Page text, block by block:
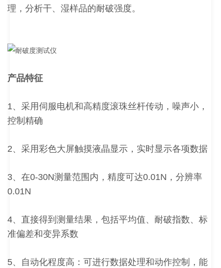
理，分析干、湿样品的耐破强度。
产品特征
1、采用伺服电机和高精度滚珠丝杆传动，噪声小，
控制精确
2、采用彩色大屏触摸液晶显示，实时显示各项数据
3、在0-30N测量范围内，精度可达0.01N，分辨率
0.01N
4、直接得到测量结果，包括平均值、耐破指数、标
准偏差和变异系数
5、自动化程度高：可进行数据处理和动作控制，能